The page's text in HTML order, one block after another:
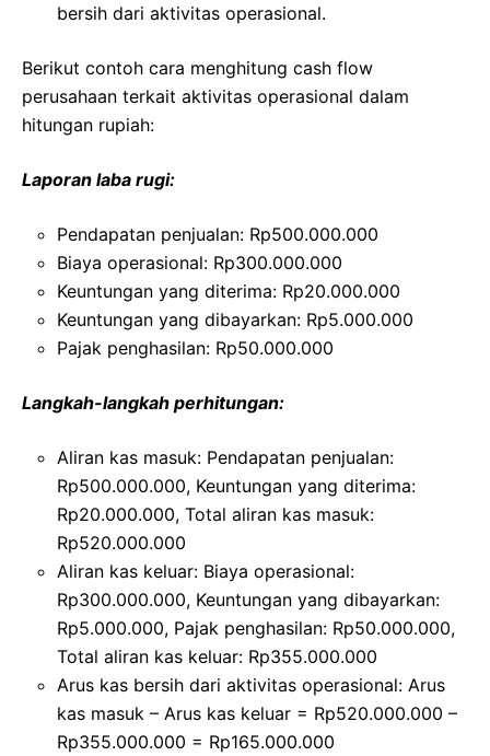
bersih dari aktivitas operasional.
Berikut contoh cara menghitung cash flow
perusahaan terkait aktivitas operasional dalam
hitungan rupiah:
Laporan laba rugi:
Pendapatan penjualan: Rp500.000.000
Biaya operasional: Rp300.000.000
Keuntungan yang diterima: Rp20.000.000
Keuntungan yang dibayarkan: Rp5.000.000
Pajak penghasilan: Rp50.000.000
Langkah-langkah perhitungan:
Aliran kas masuk: Pendapatan penjualan:
Rp500.000.000, Keuntungan yang diterima:
Rp20.000.000, Total aliran kas masuk:
Rp520.000.000
Aliran kas keluar: Biaya operasional:
Rp300.000.000, Keuntungan yang dibayarkan:
Rp5.000.000, Pajak penghasilan: Rp50.000.000,
Total aliran kas keluar: Rp355.000.000
Arus kas bersih dari aktivitas operasional: Arus
kas masuk – Arus kas keluar = Rp520.000.000 –
Rp355.000.000 = Rp165.000.000